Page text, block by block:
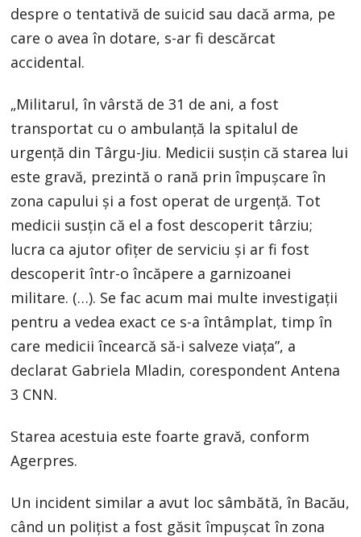
despre o tentativă de suicid sau dacă arma, pe
care o avea în dotare, s-ar fi descărcat
accidental.
„Militarul, în vârstă de 31 de ani, a fost
transportat cu o ambulanţă la spitalul de
urgenţă din Târgu-Jiu. Medicii susţin că starea lui
este gravă, prezintă o rană prin împuşcare în
zona capului şi a fost operat de urgenţă. Tot
medicii susţin că el a fost descoperit târziu;
lucra ca ajutor ofiţer de serviciu şi ar fi fost
descoperit într-o încăpere a garnizoanei
militare. (…). Se fac acum mai multe investigaţii
pentru a vedea exact ce s-a întâmplat, timp în
care medicii încearcă să-i salveze viaţa”, a
declarat Gabriela Mladin, corespondent Antena
3 CNN.
Starea acestuia este foarte gravă, conform
Agerpres.
Un incident similar a avut loc sâmbătă, în Bacău,
când un polițist a fost găsit împușcat în zona